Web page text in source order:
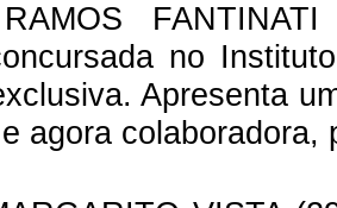
no
Apresenta
agora colaboradora,